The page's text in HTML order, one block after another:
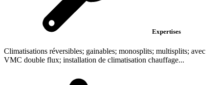
Expertises
Climatisations réversibles; gainables; monosplits; multisplits; avec
VMC double flux; installation de climatisation chauffage...